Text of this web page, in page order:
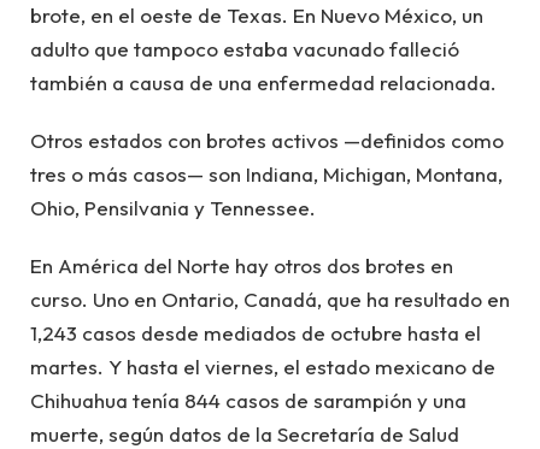
brote, en el oeste de Texas. En Nuevo México, un
adulto que tampoco estaba vacunado falleció
también a causa de una enfermedad relacionada.
Otros estados con brotes activos —definidos como
tres o más casos— son Indiana, Michigan, Montana,
Ohio, Pensilvania y Tennessee.
En América del Norte hay otros dos brotes en
curso. Uno en Ontario, Canadá, que ha resultado en
1,243 casos desde mediados de octubre hasta el
martes. Y hasta el viernes, el estado mexicano de
Chihuahua tenía 844 casos de sarampión y una
muerte, según datos de la Secretaría de Salud